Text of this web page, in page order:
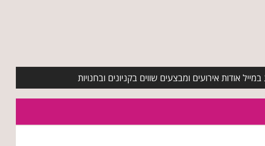
אודות אירועים ומבצעים שווים בקניונים ובחנויות